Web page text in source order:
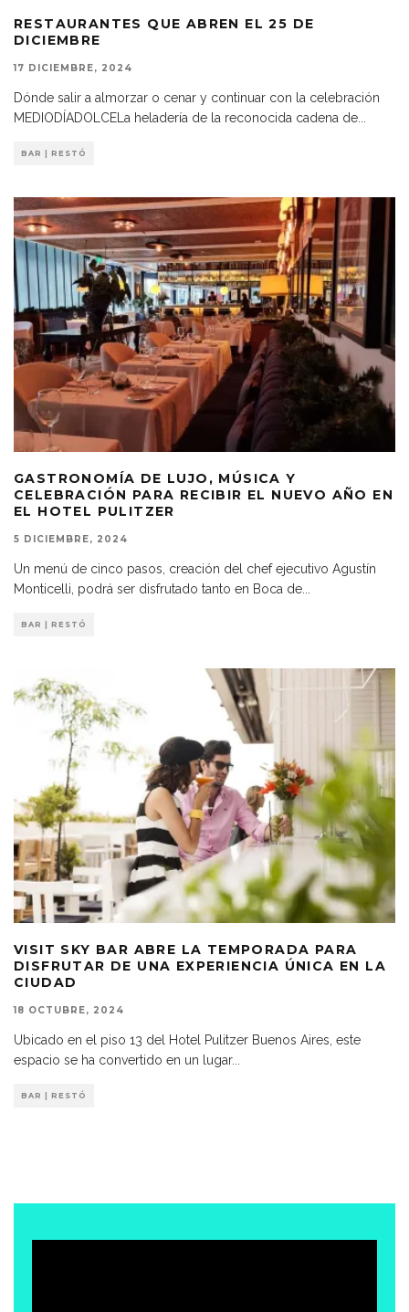
RESTAURANTES QUE ABREN EL 25 DE
DICIEMBRE
17 DICIEMBRE, 2024
Dónde salir a almorzar o cenar y continuar con la celebración
MEDIODÍADOLCELa heladería de la reconocida cadena de...
BAR | RESTÓ
GASTRONOMÍA DE LUJO, MÚSICA Y
CELEBRACIÓN PARA RECIBIR EL NUEVO AÑO EN
EL HOTEL PULITZER
5 DICIEMBRE, 2024
Un menú de cinco pasos, creación del chef ejecutivo Agustín
Monticelli, podrá ser disfrutado tanto en Boca de
BAR | RESTÓ
VISIT SKY BAR ABRE LA TEMPORADA PARA
DISFRUTAR DE UNA EXPERIENCIA ÚNICA EN LA
CIUDAD
18 OCTUBRE, 2024
Ubicado en el piso 13 del Hotel Pulitzer Buenos Aires, este
espacio se ha convertido en un lugar...
BAR | RESTÓ